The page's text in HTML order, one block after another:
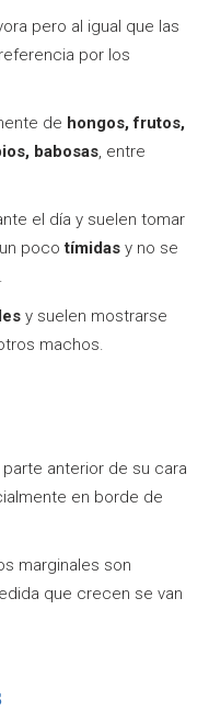
pero al igual que las
por los
de hongos, frutos,
babosas, entre
el día y suelen tomar
un pocotímidas y no se
y suelen mostrarse
machos.
anterior de su cara
en borde de
marginales son
que crecen se van